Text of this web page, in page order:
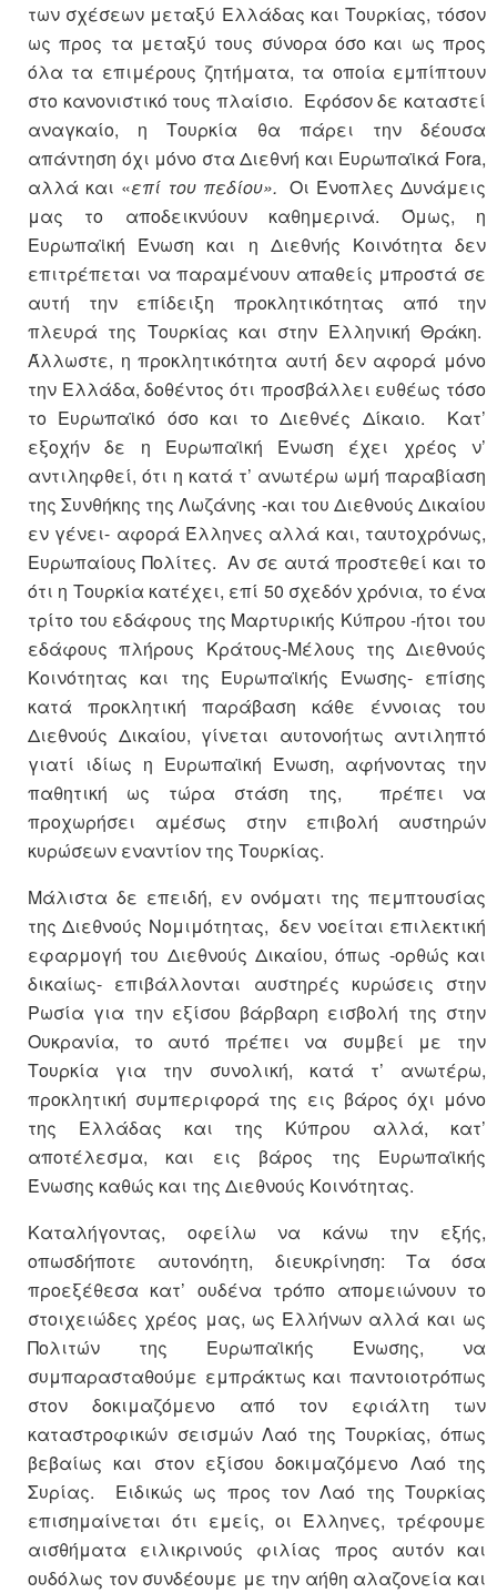
των σχέσεων μεταξύ Ελλάδας και Τουρκίας, τόσον
ως προς τα μεταξύ τους σύνορα όσο και ως προς
όλα τα επιμέρους ζητήματα, τα οποία εμπίπτουν
στο κανονιστικό τους πλαίσιο. Εφόσον δε καταστεί
αναγκαίο, η Τουρκία θα πάρει την δέουσα
απάντηση όχι μόνο στα Διεθνή και Ευρωπαϊκά Fora,
αλλά και «επί του πεδίου».Οι Ένοπλες Δυνάμεις
μας το αποδεικνύουν καθημερινά. Όμως, η
Ευρωπαϊκή Ένωση και η Διεθνής Κοινότητα δεν
επιτρέπεται να παραμένουν απαθείς μπροστά σε
αυτή την επίδειξη προκλητικότητας από την
πλευρά της Τουρκίας και στην Ελληνική Θράκη.
Άλλωστε, η προκλητικότητα αυτή δεν αφορά μόνο
την Ελλάδα, δοθέντος ότι προσβάλλει ευθέως τόσο
το Ευρωπαϊκό όσο και το Διεθνές Δίκαιο. Κατ’
εξοχήν δε η Ευρωπαϊκή Ένωση έχει χρέος ν’
αντιληφθεί, ότι η κατά τ’ ανωτέρω ωμή παραβίαση
της Συνθήκης της Λωζάνης -και του Διεθνούς Δικαίου
εν γένει- αφορά Έλληνες αλλά και, ταυτοχρόνως,
Ευρωπαίους Πολίτες. Αν σε αυτά προστεθεί και το
ότι η Τουρκία κατέχει, επί 50 σχεδόν χρόνια, το ένα
τρίτο του εδάφους της Μαρτυρικής Κύπρου -ήτοι του
εδάφους πλήρους Κράτους-Μέλους της Διεθνούς
Κοινότητας και της Ευρωπαϊκής Ένωσης- επίσης
κατά προκλητική παράβαση κάθε έννοιας του
Διεθνούς Δικαίου, γίνεται αυτονοήτως αντιληπτό
γιατί ιδίως η Ευρωπαϊκή Ένωση, αφήνοντας την
παθητική ως τώρα στάση της, πρέπει να
προχωρήσει αμέσως στην επιβολή αυστηρών
κυρώσεων εναντίον της Τουρκίας.
Μάλιστα δε επειδή, εν ονόματι της πεμπτουσίας
της Διεθνούς Νομιμότητας, δεν νοείται επιλεκτική
εφαρμογή του Διεθνούς Δικαίου, όπως -ορθώς και
δικαίως- επιβάλλονται αυστηρές κυρώσεις στην
Ρωσία για την εξίσου βάρβαρη εισβολή της στην
Ουκρανία, το αυτό πρέπει να συμβεί με την
Τουρκία για την συνολική, κατά τ’ ανωτέρω,
προκλητική συμπεριφορά της εις βάρος όχι μόνο
της Ελλάδας και της Κύπρου αλλά, κατ’
αποτέλεσμα, και εις βάρος της Ευρωπαϊκής
Ένωσης καθώς και της Διεθνούς Κοινότητας.
Καταλήγοντας, οφείλω να κάνω την εξής,
οπωσδήποτε αυτονόητη, διευκρίνηση: Τα όσα
προεξέθεσα κατ’ ουδένα τρόπο απομειώνουν το
στοιχειώδες χρέος μας, ως Ελλήνων αλλά και ως
Πολιτών της Ευρωπαϊκής Ένωσης, να
συμπαρασταθούμε εμπράκτως και παντοιοτρόπως
στον δοκιμαζόμενο από τον εφιάλτη των
καταστροφικών σεισμών Λαό της Τουρκίας, όπως
βεβαίως και στον εξίσου δοκιμαζόμενο Λαό της
Συρίας. Ειδικώς ως προς τον Λαό της Τουρκίας
επισημαίνεται ότι εμείς, οι Έλληνες, τρέφουμε
αισθήματα ειλικρινούς φιλίας προς αυτόν και
ουδόλως τον συνδέουμε με την αήθη αλαζονεία και